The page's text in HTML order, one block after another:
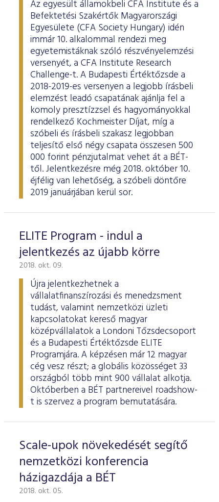
Az egyesült államokbeli CFA Institute és a
Befektetési Szakértők Magyarországi
Egyesülete (CFA Society Hungary) idén
immár 10. alkalommal rendezi meg
egyetemistáknak szóló részvényelemzési
versenyét, a CFA Institute Research
Challenge-t. A Budapesti Értéktőzsde a
2018-2019-es versenyen a legjobb írásbeli
elemzést leadó csapatának ajánlja fel a
komoly presztízzsel és hagyományokkal
rendelkező Kochmeister Díjat, míg a
szóbeli és írásbeli szakasz legjobban
teljesítő első négy csapata összesen 500
000 forint pénzjutalmat vehet át a BÉT-
től. Jelentkezésre még 2018. október 10.
éjfélig van lehetőség, a szóbeli döntőre
2019 januárjában kerül sor.
ELITE Program - indul a
jelentkezés az újabb körre
2018. okt. 09.
Újra jelentkezhetnek a
vállalatfinanszírozási és menedzsment
tudást, valamint nemzetközi üzleti
kapcsolatokat kereső magyar
középvállalatok a Londoni Tőzsdecsoport
és a Budapesti Értéktőzsde ELITE
Programjára. A képzésen már 12 magyar
cég vesz részt; a globális közösséget 33
országból több mint 900 vállalat alkotja.
Októberben a BÉT partnereivel roadshow-
t is szervez a program bemutatására.
Scale-upok növekedését segítő
nemzetközi konferencia
házigazdája a BÉT
2018. okt. 05.